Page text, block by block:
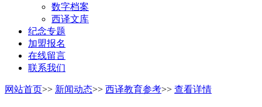
数字档案
西译文库
纪念专题
加盟报名
在线留言
联系我们
网站首页>> 新闻动态>> 西译教育参考>> 查看详情